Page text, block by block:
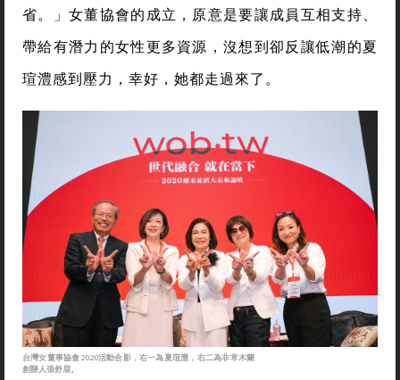
省。」女董協會的成立，原意是要讓成員互相支持、
帶給有潛力的女性更多資源，沒想到卻反讓低潮的夏
瑄澧感到壓力，幸好，她都走過來了。
台灣女董事協會2020活動合影，右一為夏瑄澧，右二為非常木蘭
創辦人張舒眉。